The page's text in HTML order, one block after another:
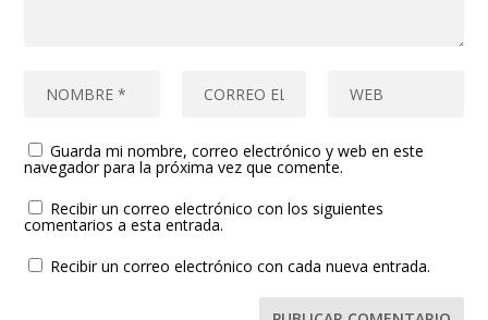
Guarda mi nombre, correo electrónico y web en este
navegador para la próxima vez que comente.
Recibir un correo electrónico con los siguientes
comentarios a esta entrada.
Recibir un correo electrónico con cada nueva entrada.